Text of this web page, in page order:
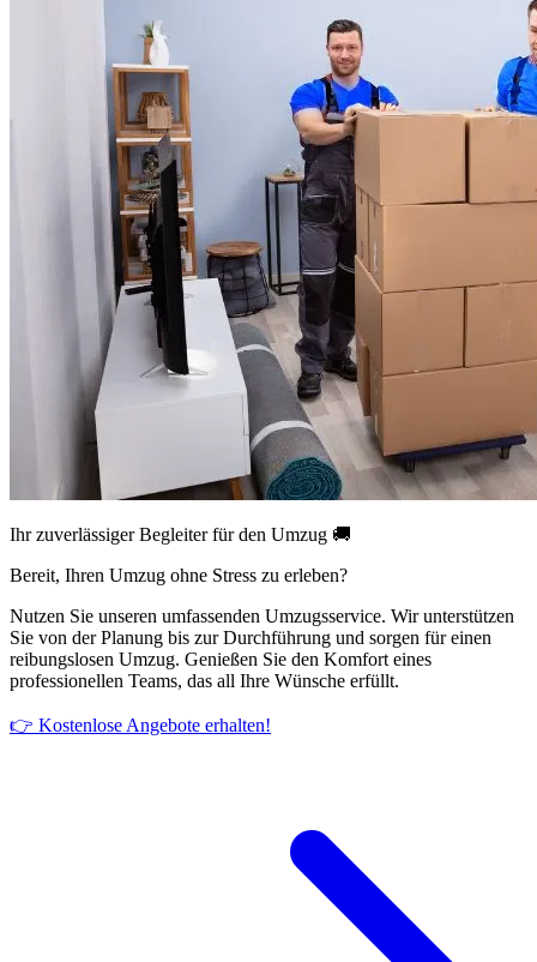
Ihr zuverlässiger Begleiter für den Umzug 🚚
Bereit, Ihren Umzug ohne Stress zu erleben?
Nutzen Sie unseren umfassenden Umzugsservice. Wir unterstützen
Sie von der Planung bis zur Durchführung und sorgen für einen
reibungslosen Umzug. Genießen Sie den Komfort eines
professionellen Teams, das all Ihre Wünsche erfüllt.
👉 Kostenlose Angebote erhalten!